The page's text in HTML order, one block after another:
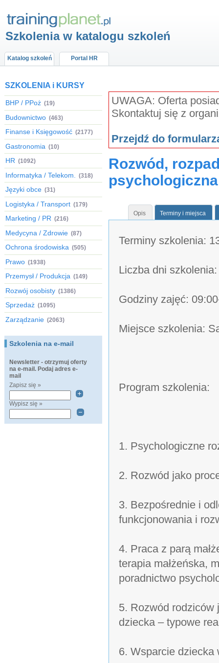
Szkolenia w katalogu szkoleń
Katalog szkoleń Portal HR
SZKOLENIA i KURSY
BHP / PPoż (19)
Budownictwo (463)
Finanse i Księgowość (2177)
Gastronomia (10)
HR (1092)
Informatyka / Telekom. (318)
Języki obce (31)
Logistyka / Transport (179)
Marketing / PR (216)
Medycyna / Zdrowie (87)
Ochrona środowiska (505)
Prawo (1938)
Przemysł / Produkcja (149)
Rozwój osobisty (1386)
Sprzedaż (1095)
Zarządzanie (2063)
Szkolenia na e-mail
Newsletter - otrzymuj oferty
na e-mail. Podaj adres e-
mail
Zapisz się »
Wypisz się »
UWAGA: Oferta
Skontaktuj się z
Przejdź do
Rozwód,
Opis Terminy i miejsca
Terminy szkolenia:
Liczba dni
Godziny zajęć:
Miejsce szkolenia:
Program szkolenia:
1. Psychologiczne
2. Rozwód jako
3. Bezpośrednie i
funkcjonowania i
4. Praca z parą
terapia małżeńska,
poradnictwo
5. Rozwód rodziców
dziecka – typowe
6. Wsparcie dziecka